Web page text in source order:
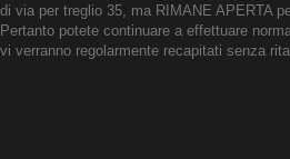
di via per treglio 35, ma RIMANE APERTA
Pertanto potete continuare a effettuare
vi verranno regolarmente recapitati senza